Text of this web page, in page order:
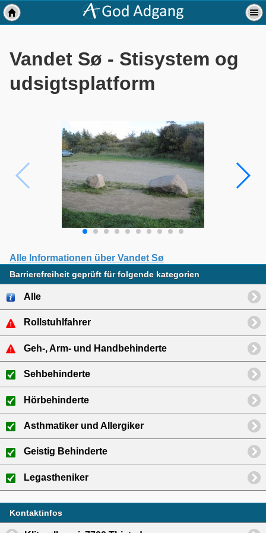
Vandet Sø - Stisystem og
udsigtsplatform
Alle Informationen über Vandet Sø
Barrierefreiheit geprüft für folgende kategorien
Alle
Rollstuhlfahrer
Geh-, Arm- und Handbehinderte
Sehbehinderte
Hörbehinderte
Asthmatiker und Allergiker
Geistig Behinderte
Legastheniker
Kontaktinfos